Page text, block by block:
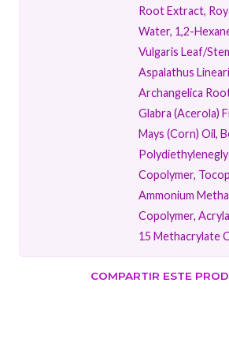
Root Extract,
Water, 1,2-
Vulgaris Leaf/​
Aspalathus
Archangelica
Glabra (Acerola)
Mays (Corn) Oil,
Copolymer,
Ammonium
Copolymer,
15 Methacrylate
COMPARTIR ESTE